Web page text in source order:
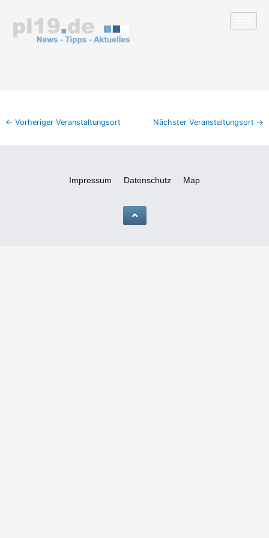
springen
← Vorheriger Veranstaltungsort Nächster Veranstaltungsort →
Impressum Datenschutz Map